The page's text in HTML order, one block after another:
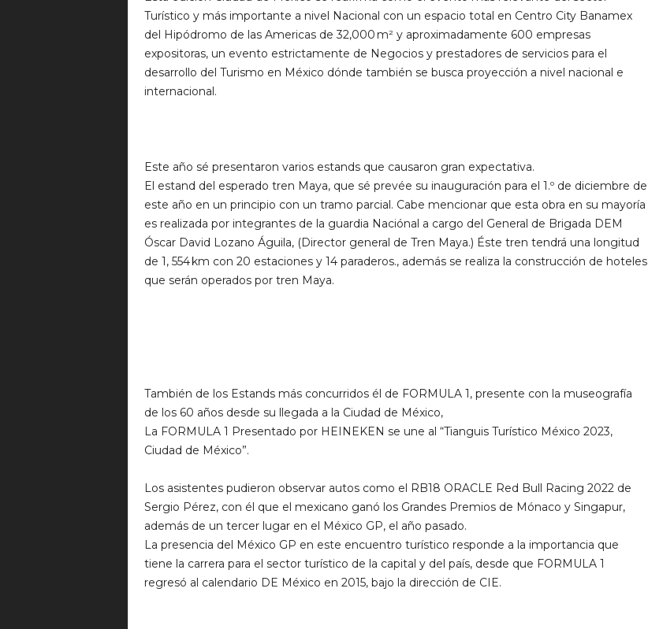
Turístico y más importante a nivel Nacional con un espacio total en Centro City Banamex
del Hipódromo de las Americas de 32,000 m² y aproximadamente 600 empresas
expositoras, un evento estrictamente de Negocios y prestadores de servicios para el
desarrollo del Turismo en México dónde también se busca proyección a nivel nacional e
internacional.
Este año sé presentaron varios estands que causaron gran expectativa.
El estand del esperado tren Maya, que sé prevée su inauguración para el 1.º de diciembre de
este año en un principio con un tramo parcial. Cabe mencionar que esta obra en su mayoría
es realizada por integrantes de la guardia Naciónal a cargo del General de Brigada DEM
Óscar David Lozano Águila, (Director general de Tren Maya.) Éste tren tendrá una longitud
de 1, 554 km con 20 estaciones y 14 paraderos., además se realiza la construcción de hoteles
que serán operados por tren Maya.
También de los Estands más concurridos él de FORMULA 1, presente con la museografía
de los 60 años desde su llegada a la Ciudad de México,
La FORMULA 1 Presentado por HEINEKEN se une al “Tianguis Turístico México 2023,
Ciudad de México”.
Los asistentes pudieron observar autos como el RB18 ORACLE Red Bull Racing 2022 de
Sergio Pérez, con él que el mexicano ganó los Grandes Premios de Mónaco y Singapur,
además de un tercer lugar en el México GP, el año pasado.
La presencia del México GP en este encuentro turístico responde a la importancia que
tiene la carrera para el sector turístico de la capital y del país, desde que FORMULA 1
regresó al calendario DE México en 2015, bajo la dirección de CIE.